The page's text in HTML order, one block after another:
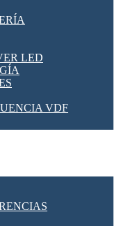
LED
VDF